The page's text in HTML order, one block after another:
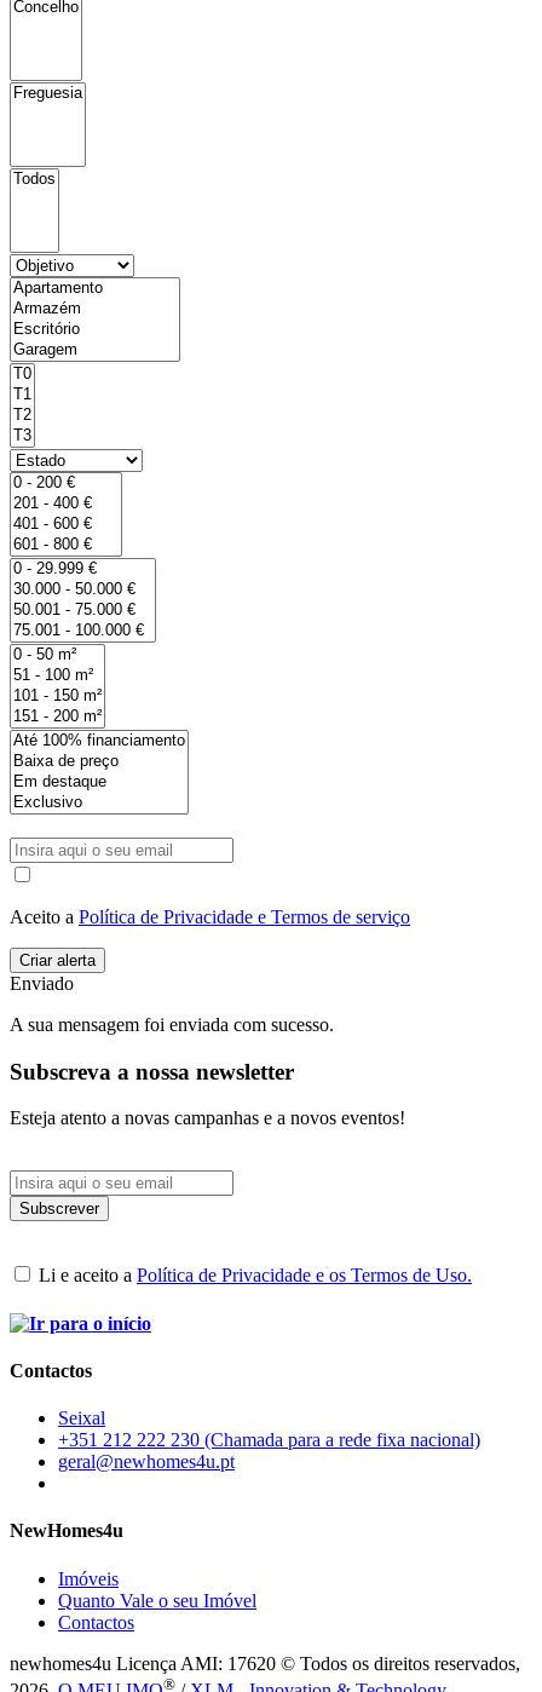
Aceito a Política de Privacidade e Termos de serviço
Enviado
A sua mensagem foi enviada com sucesso.
Subscreva a nossa newsletter
Esteja atento a novas campanhas e a novos eventos!
Li e aceito a Política de Privacidade e os Termos de Uso.
Contactos
Seixal
+351 212 222 230 (Chamada para a rede fixa nacional)
geral@newhomes4u.pt
NewHomes4u
Imóveis
Quanto Vale o seu Imóvel
Contactos
newhomes4u Licença AMI: 17620 © Todos os direitos reservados,
®